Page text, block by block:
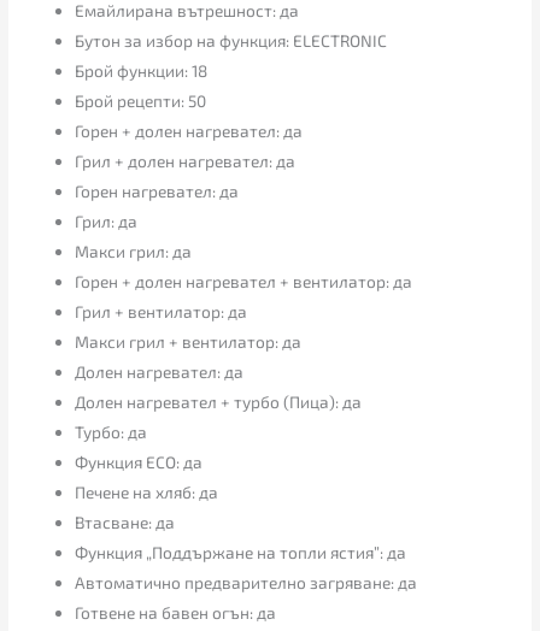
Емайлирана вътрешност: да
Бутон за избор на функция: ELECTRONIC
Брой функции: 18
Брой рецепти: 50
Горен + долен нагревател: да
Грил + долен нагревател: да
Горен нагревател: да
Грил: да
Макси грил: да
Горен + долен нагревател + вентилатор: да
Грил + вентилатор: да
Макси грил + вентилатор: да
Долен нагревател: да
Долен нагревател + турбо (Пица): да
Турбо: да
Функция ECO: да
Печене на хляб: да
Втасване: да
Функция „Поддържане на топли ястия”: да
Автоматично предварително загряване: да
Готвене на бавен огън: да